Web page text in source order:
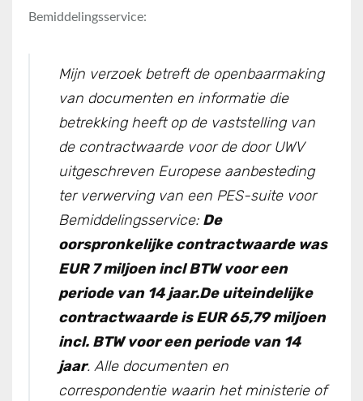
Bemiddelingsservice:
Mijn verzoek betreft de openbaarmaking
van documenten en informatie die
betrekking heeft op de vaststelling van
de contractwaarde voor de door UWV
uitgeschreven Europese aanbesteding
ter verwerving van een PES-suite voor
Bemiddelingsservice: De
oorspronkelijke contractwaarde was
EUR 7 miljoen incl BTW voor een
periode van 14 jaar.De uiteindelijke
contractwaarde is EUR 65,79 miljoen
incl. BTW voor een periode van 14
jaar. Alle documenten en
correspondentie waarin het ministerie of